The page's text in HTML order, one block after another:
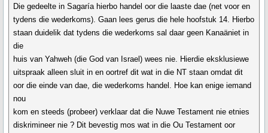
Die gedeelte in Sagaría hierbo handel oor die laaste dae (net voor en
tydens die wederkoms). Gaan lees gerus die hele hoofstuk 14. Hierbo
staan duidelik dat tydens die wederkoms sal daar geen Kanaäniet in
die
huis van Yahweh (die God van Israel) wees nie. Hierdie eksklusiewe
uitspraak alleen sluit in en oortref dit wat in die NT staan omdat dit
oor die einde van dae, die wederkoms handel. Hoe kan enige iemand
nou
kom en steeds (probeer) verklaar dat die Nuwe Testament nie etnies
diskrimineer nie ? Dit bevestig mos wat in die Ou Testament oor